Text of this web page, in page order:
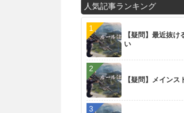
人気記事ランキング
【疑問】最近抜
い
【疑問】メイン